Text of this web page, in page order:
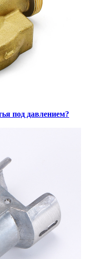
под давлением?